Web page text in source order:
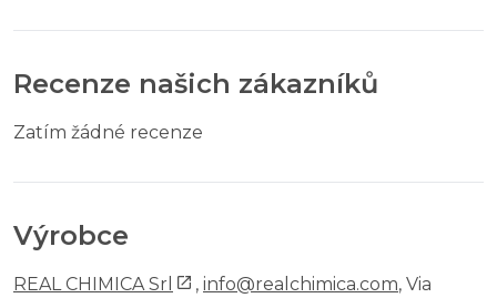
Recenze našich zákazníků
Zatím žádné recenze
Výrobce
REAL CHIMICA Srl , info@realchimica.com, Via